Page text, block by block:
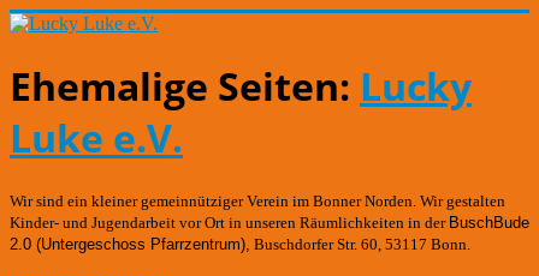
Ehemalige Seiten: Lucky
Luke e.V.
Wir sind ein kleiner gemeinnütziger Verein im Bonner Norden. Wir gestalten
Kinder- und Jugendarbeit vor Ort in unseren Räumlichkeiten in der BuschBude
2.0 (Untergeschoss Pfarrzentrum) Buschdorfer Str. 60, 53117 Bonn.